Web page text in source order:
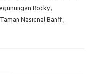
Rocky,
Taman Nasional Banff,